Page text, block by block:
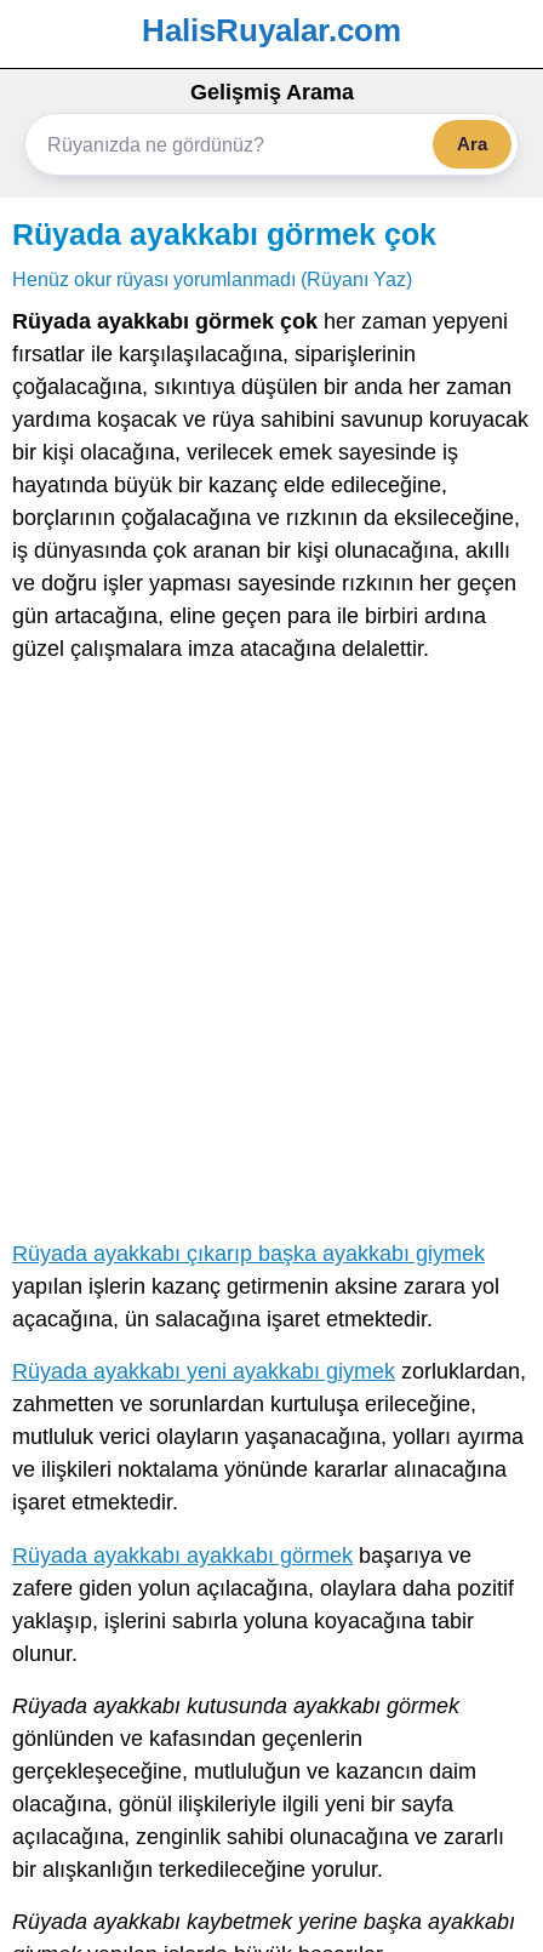
HalisRuyalar.com
Gelişmiş Arama
Ara
Rüyada ayakkabı görmek çok
Henüz okur rüyası yorumlanmadı (Rüyanı Yaz)
Rüyada ayakkabı görmek çok her zaman yepyeni
fırsatlar ile karşılaşılacağına, siparişlerinin
çoğalacağına, sıkıntıya düşülen bir anda her zaman
yardıma koşacak ve rüya sahibini savunup koruyacak
bir kişi olacağına, verilecek emek sayesinde iş
hayatında büyük bir kazanç elde edileceğine,
borçlarının çoğalacağına ve rızkının da eksileceğine,
iş dünyasında çok aranan bir kişi olunacağına, akıllı
ve doğru işler yapması sayesinde rızkının her geçen
gün artacağına, eline geçen para ile birbiri ardına
güzel çalışmalara imza atacağına delalettir.
Rüyada ayakkabı çıkarıp başka ayakkabı giymek
yapılan işlerin kazanç getirmenin aksine zarara yol
açacağına, ün salacağına işaret etmektedir.
Rüyada ayakkabı yeni ayakkabı giymek zorluklardan,
zahmetten ve sorunlardan kurtuluşa erileceğine,
mutluluk verici olayların yaşanacağına, yolları ayırma
ve ilişkileri noktalama yönünde kararlar alınacağına
işaret etmektedir.
Rüyada ayakkabı ayakkabı görmek başarıya ve
zafere giden yolun açılacağına, olaylara daha pozitif
yaklaşıp, işlerini sabırla yoluna koyacağına tabir
olunur.
Rüyada ayakkabı kutusunda ayakkabı görmek
gönlünden ve kafasından geçenlerin
gerçekleşeceğine, mutluluğun ve kazancın daim
olacağına, gönül ilişkileriyle ilgili yeni bir sayfa
açılacağına, zenginlik sahibi olunacağına ve zararlı
bir alışkanlığın terkedileceğine yorulur.
Rüyada ayakkabı kaybetmek yerine başka ayakkabı